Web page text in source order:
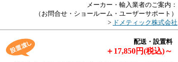
メーカー・輸入業者のご案内：
（お問合せ・ショールーム・ユーザーサポート）
> ドメティック株式会社
配送・設置料
＋17,850円(税込)～